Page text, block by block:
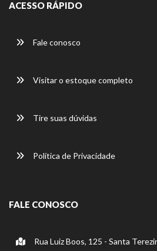
ACESSO RÁPIDO
Fale conosco
Visitar o estoque completo
Tire suas dúvidas
Política de Privacidade
FALE CONOSCO
Rua Luiz Boos, 125 - Santa